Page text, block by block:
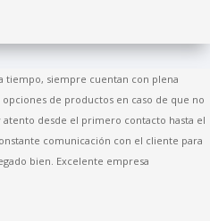
tiempo, siempre cuentan con plena
de productos en caso de que no
atento desde el primero contacto hasta el
comunicación con el cliente para
bien. Excelente empresa